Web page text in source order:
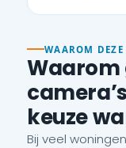
WAAROM DEZE
Waarom
keuze
Bij veel